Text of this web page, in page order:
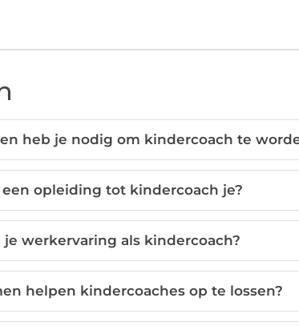
heb je nodig om kindercoach te
opleiding tot kindercoach je?
je werkervaring als kindercoach?
helpen kindercoaches op te lossen?